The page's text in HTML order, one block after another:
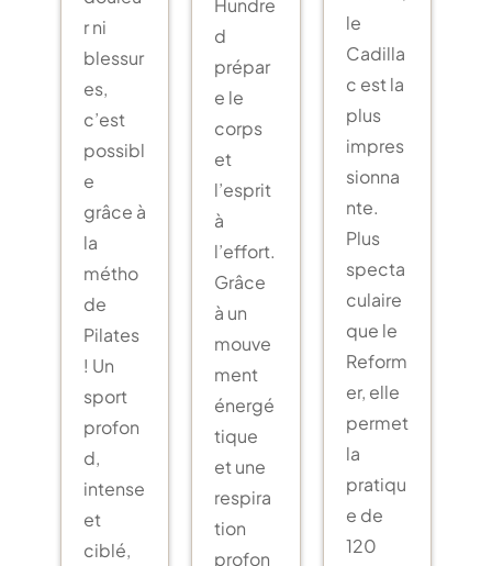
r ni
blessur
es,
c’est
possibl
e
grâce à
la
métho
de
Pilates
! Un
sport
profon
d,
intense
et
ciblé,
d
prépar
e le
corps
et
l’esprit
à
l’effort.
Grâce
à un
mouve
ment
énergé
tique
et une
respira
tion
profon
le
Cadilla
c est la
plus
impres
sionna
nte.
Plus
specta
culaire
que le
Reform
er, elle
permet
la
pratiqu
e de
120